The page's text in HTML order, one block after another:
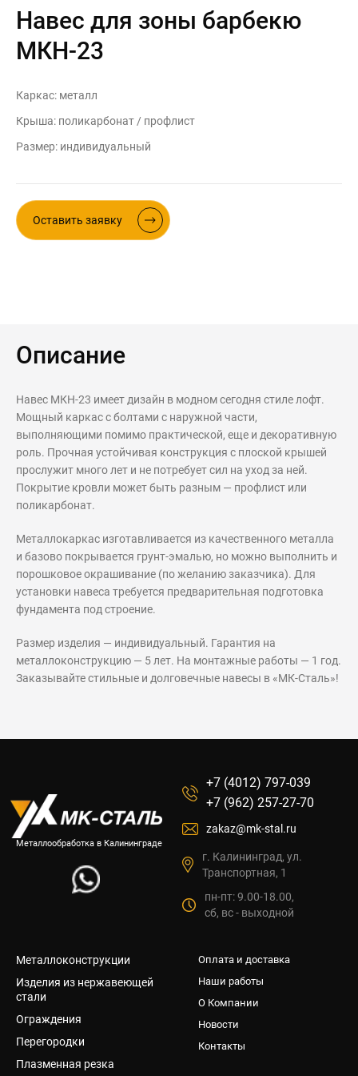
Интерьерные в
Контакты
Новости
изделия из металла
+7 (962) 257-27-70
Получить расчет
Навес для зоны барбекю
МКН-23
Каркас: металл
Крыша: поликарбонат / профлист
Размер: индивидуальный
Оставить заявку
Описание
Навес МКН-23 имеет дизайн в модном сегодня стиле лофт.
Мощный каркас с болтами с наружной части,
выполняющими помимо практической, еще и декоративную
роль. Прочная устойчивая конструкция с плоской крышей
прослужит много лет и не потребует сил на уход за ней.
Покрытие кровли может быть разным — профлист или
поликарбонат.
Металлокаркас изготавливается из качественного металла
и базово покрывается грунт-эмалью, но можно выполнить и
порошковое окрашивание (по желанию заказчика). Для
установки навеса требуется предварительная подготовка
фундамента под строение.
Размер изделия — индивидуальный. Гарантия на
металлоконструкцию — 5 лет. На монтажные работы — 1 год.
Заказывайте стильные и долговечные навесы в «МК-Сталь»!
Металлообработка в Калининграде
Металлоконструкции
Изделия из нержавеющей
стали
Ограждения
Перегородки
Плазменная резка
Оплата и доставка
Наши работы
О Компании
Новости
Контакты
+7 (4012) 797-039
+7 (962) 257-27-70
zakaz@mk-stal.ru
г. Калининград, ул.
Транспортная, 1
пн-пт: 9.00-18.00,
сб, вс - выходной